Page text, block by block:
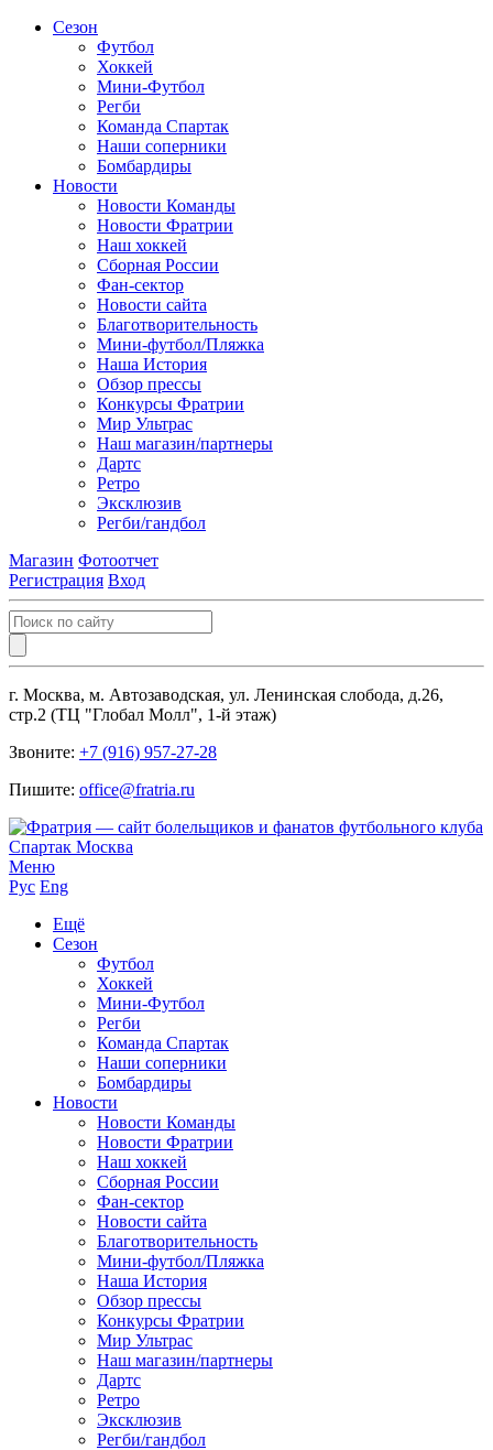
Сезон
Футбол
Хоккей
Мини-Футбол
Регби
Команда Спартак
Наши соперники
Бомбардиры
Новости
Новости Команды
Новости Фратрии
Наш хоккей
Сборная России
Фан-cектор
Новости сайта
Благотворительность
Мини-футбол/Пляжка
Наша История
Обзор прессы
Конкурсы Фратрии
Мир Ультрас
Наш магазин/партнеры
Дартс
Ретро
Эксклюзив
Регби/гандбол
Магазин Фотоотчет
Регистрация Вход
г. Москва, м. Автозаводская, ул. Ленинская слобода, д.26,
стр.2 (ТЦ "Глобал Молл", 1-й этаж)
Звоните: +7 (916) 957-27-28
Пишите: office@fratria.ru
Меню
Рус Eng
Ещё
Сезон
Футбол
Хоккей
Мини-Футбол
Регби
Команда Спартак
Наши соперники
Бомбардиры
Новости
Новости Команды
Новости Фратрии
Наш хоккей
Сборная России
Фан-cектор
Новости сайта
Благотворительность
Мини-футбол/Пляжка
Наша История
Обзор прессы
Конкурсы Фратрии
Мир Ультрас
Наш магазин/партнеры
Дартс
Ретро
Эксклюзив
Регби/гандбол